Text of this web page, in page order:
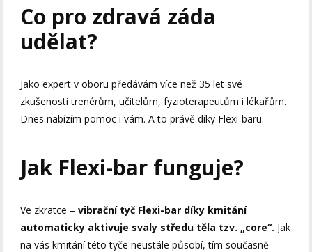
Co pro zdravá záda
udělat?
Jako expert v oboru předávám více než 35 let své
zkušenosti trenérům, učitelům, fyzioterapeutům i lékařům.
Dnes nabízím pomoc i vám. A to právě díky Flexi-baru.
Jak Flexi-bar funguje?
Ve zkratce –vibrační tyč Flexi-bar díky kmitání
automaticky aktivuje svaly středu těla tzv. „core“. Jak
na vás kmitání této tyče neustále působí, tím současně